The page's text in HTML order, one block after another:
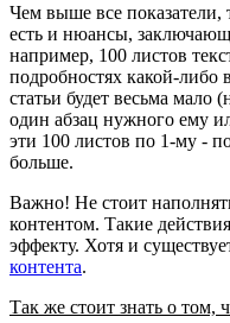
Чем выше все показатели,
есть и нюансы,
например, 100 листов
подробностях какой-либо
статьи будет весьма мало
один абзац нужного ему
эти 100 листов по 1-му -
больше.
Важно! Не стоит
контентом. Такие
эффекту. Хотя и
контента.
Так же стоит знать о том,